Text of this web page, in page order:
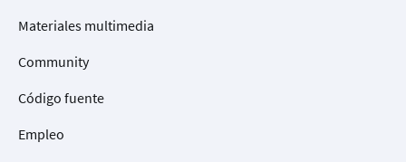
Materiales multimedia
Community
Código fuente
Empleo